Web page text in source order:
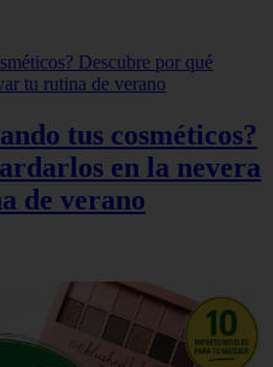
tus cosméticos?
en la nevera
de verano